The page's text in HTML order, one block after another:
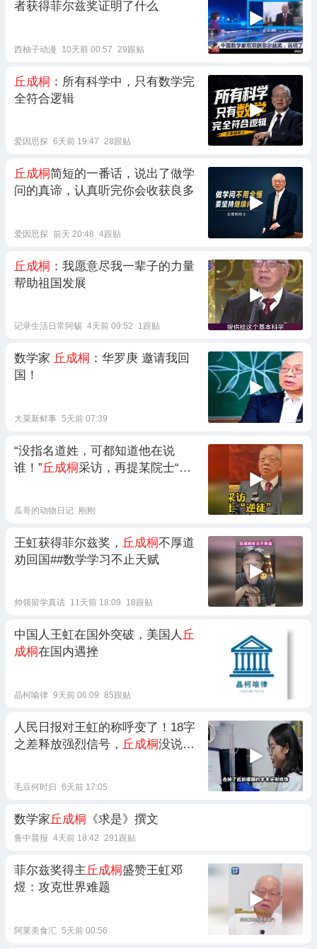
者获得菲尔兹奖证明了什么
西柚子动漫 10天前 00:57 29跟贴
丘成桐 ：所有科学中，只有数学完
全符合逻辑
爱因思探 6天前 19:47 28跟贴
丘成桐简短的一番话，说出了做学
问的真谛，认真听完你会收获良多
爱因思探 前天 20:48 4跟贴
丘成桐 ：我愿意尽我一辈子的力量
帮助祖国发展
记录生活日常阿蜴 4天前 09:52 1跟贴
数学家 丘成桐 ：华罗庚 邀请我回
国！
大菜新鲜事 5天前 07:39
“没指名道姓，可都知道他在说
谁！” 丘成桐采访，再提某院士“逆
瓜哥的动物日记 刚刚
王虹获得菲尔兹奖， 丘成桐不厚道
劝回国##数学学习不止天赋
帅领留学真话 11天前 18:09 18跟贴
中国人王虹在国外突破，美国人 丘
成桐在国内遇挫
晶柯喻律 9天前 06:09 85跟贴
人民日报对王虹的称呼变了！18字
之差释放强烈信号， 丘成桐没说
毛豆何时归 6天前 17:05
数学家 丘成桐 《求是》撰文
鲁中晨报 4天前 18:42 291跟贴
菲尔兹奖得主 丘成桐盛赞王虹邓
煜：攻克世界难题
阿莱美食汇 5天前 00:56